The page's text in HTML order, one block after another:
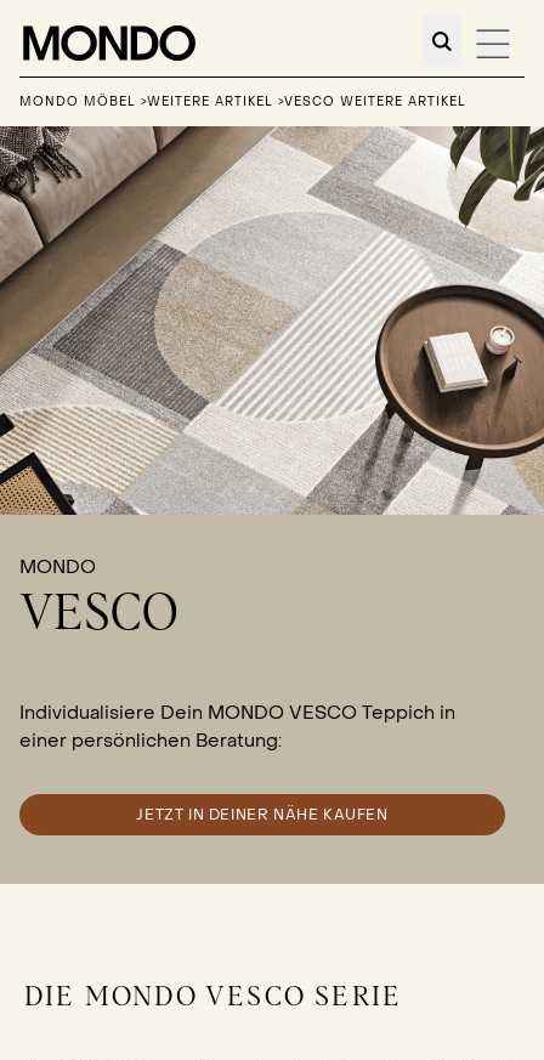
MONDO MÖBEL >WEITERE ARTIKEL >VESCO WEITERE ARTIKEL
MONDO
VESCO
Individualisiere Dein MONDO VESCO Teppich in
einer persönlichen Beratung:
JETZT IN DEINER NÄHE KAUFEN
DIE MONDO VESCO SERIE